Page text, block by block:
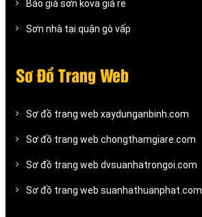
Báo giá sơn kova giá rẻ
Sơn nhà tại quận gò vấp
Sơ Đồ Trang Web
Sơ đồ trang web xaydunganbinh.com
Sơ đồ trang web chongthamgiare.com
Sơ đồ trang web dvsuanhatrongoi.com
Sơ đồ trang web suanhathuanphat.com